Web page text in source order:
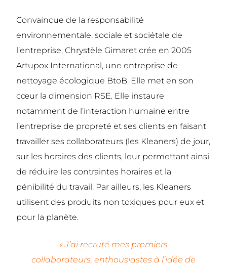
Convaincue de la responsabilité
environnementale, sociale et sociétale de
l’entreprise, Chrystèle Gimaret crée en 2005
Artupox International, une entreprise de
nettoyage écologique BtoB. Elle met en son
cœur la dimension RSE. Elle instaure
notamment de l’interaction humaine entre
l’entreprise de propreté et ses clients en faisant
travailler ses collaborateurs (les Kleaners) de jour,
sur les horaires des clients, leur permettant ainsi
de réduire les contraintes horaires et la
pénibilité du travail. Par ailleurs, les Kleaners
utilisent des produits non toxiques pour eux et
pour la planète.
« J’ai recruté mes premiers
collaborateurs, enthousiastes à l’idée de